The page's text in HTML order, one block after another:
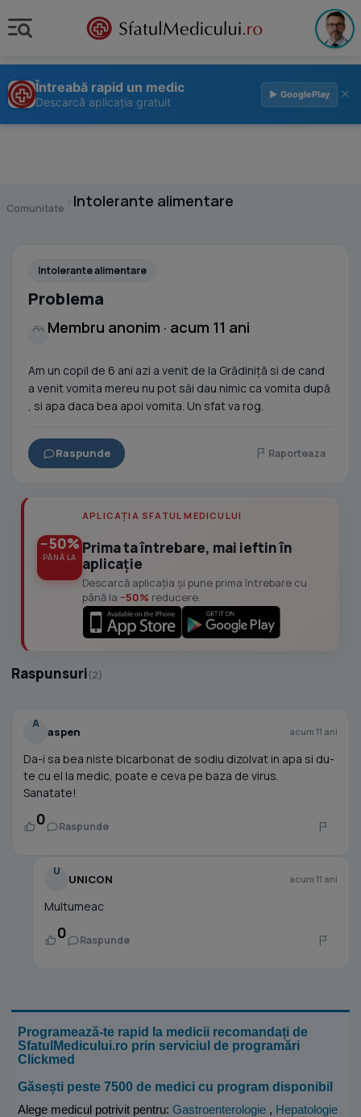
Întreabă rapid un medic
Descarcă aplicația gratuit
▶ GooglePlay ×
Comunitate Intolerante alimentare
Intolerante alimentare
Problema
Membru anonim · acum 11 ani
Am un copil de 6 ani azi a venit de la Grădiniță si de cand
a venit vomita mereu nu pot săi dau nimic ca vomita după
, si apa daca bea apoi vomita. Un sfat va rog.
Raspunde Raporteaza
−50%
PÂNĂ LA
APLICAȚIA SFATUL MEDICULUI
Prima ta întrebare, mai ieftin în
aplicație
Descarcă aplicația și pune prima întrebare cu
până la −50% reducere.
Raspunsuri(2)
A
aspen acum 11 ani
Da-i sa bea niste bicarbonat de sodiu dizolvat in apa si du-
te cu el la medic, poate e ceva pe baza de virus.
Sanatate!
0 Raspunde
U
UNICON acum 11 ani
Multumeac
0 Raspunde
Programează-te rapid la medicii recomandați de
SfatulMedicului.ro prin serviciul de programări
Clickmed
Găsești peste 7500 de medici cu program disponibil
Alege medicul potrivit pentru: Gastroenterologie , Hepatologie